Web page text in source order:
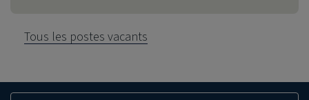
Tous les postes vacants